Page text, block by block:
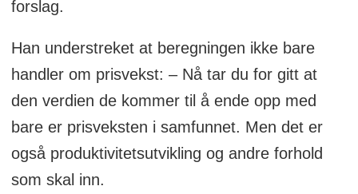
forslag.
Han understreket at beregningen ikke bare
handler om prisvekst: – Nå tar du for gitt at
den verdien de kommer til å ende opp med
bare er prisveksten i samfunnet. Men det er
også produktivitetsutvikling og andre forhold
som skal inn.